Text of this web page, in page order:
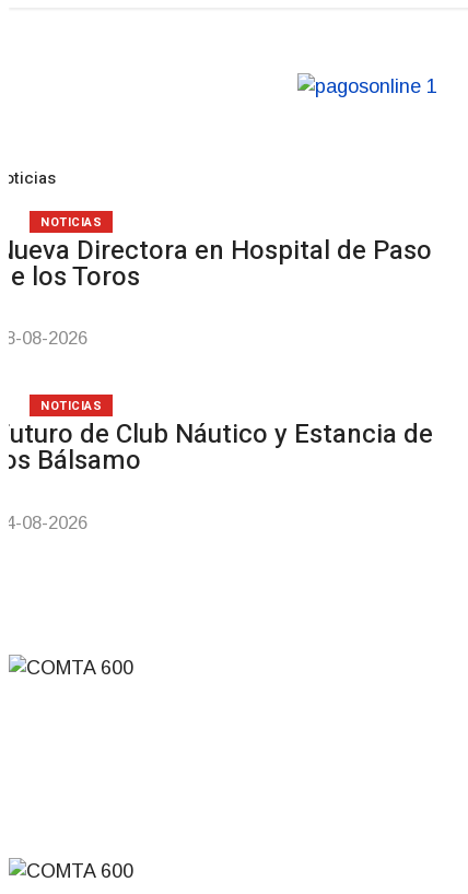
Directora en Hospital de Paso
los Toros
08-2026
NOTICIAS
de Club Náutico y Estancia de
Bálsamo
08-2026
NOTICIAS